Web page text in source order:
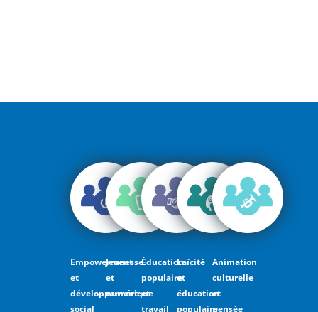
Empowerment
et
développement
social
Jeunesse
et
numérique
Éducation
populaire
et
travail
Laïcité
et
éducation
populaire
Animation
culturelle
et
pensée